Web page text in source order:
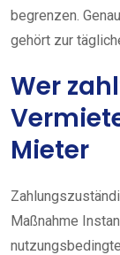
begrenzen.
gehört zur
Wer
Mieter
Maßnahme